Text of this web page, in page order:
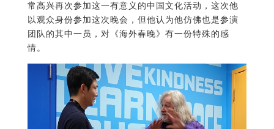
常高兴再次参加这一有意义的中国文化活动，这次他
以观众身份参加这次晚会，但他认为他仿佛也是参演
团队的其中一员，对《海外春晚》有一份特殊的感
情。